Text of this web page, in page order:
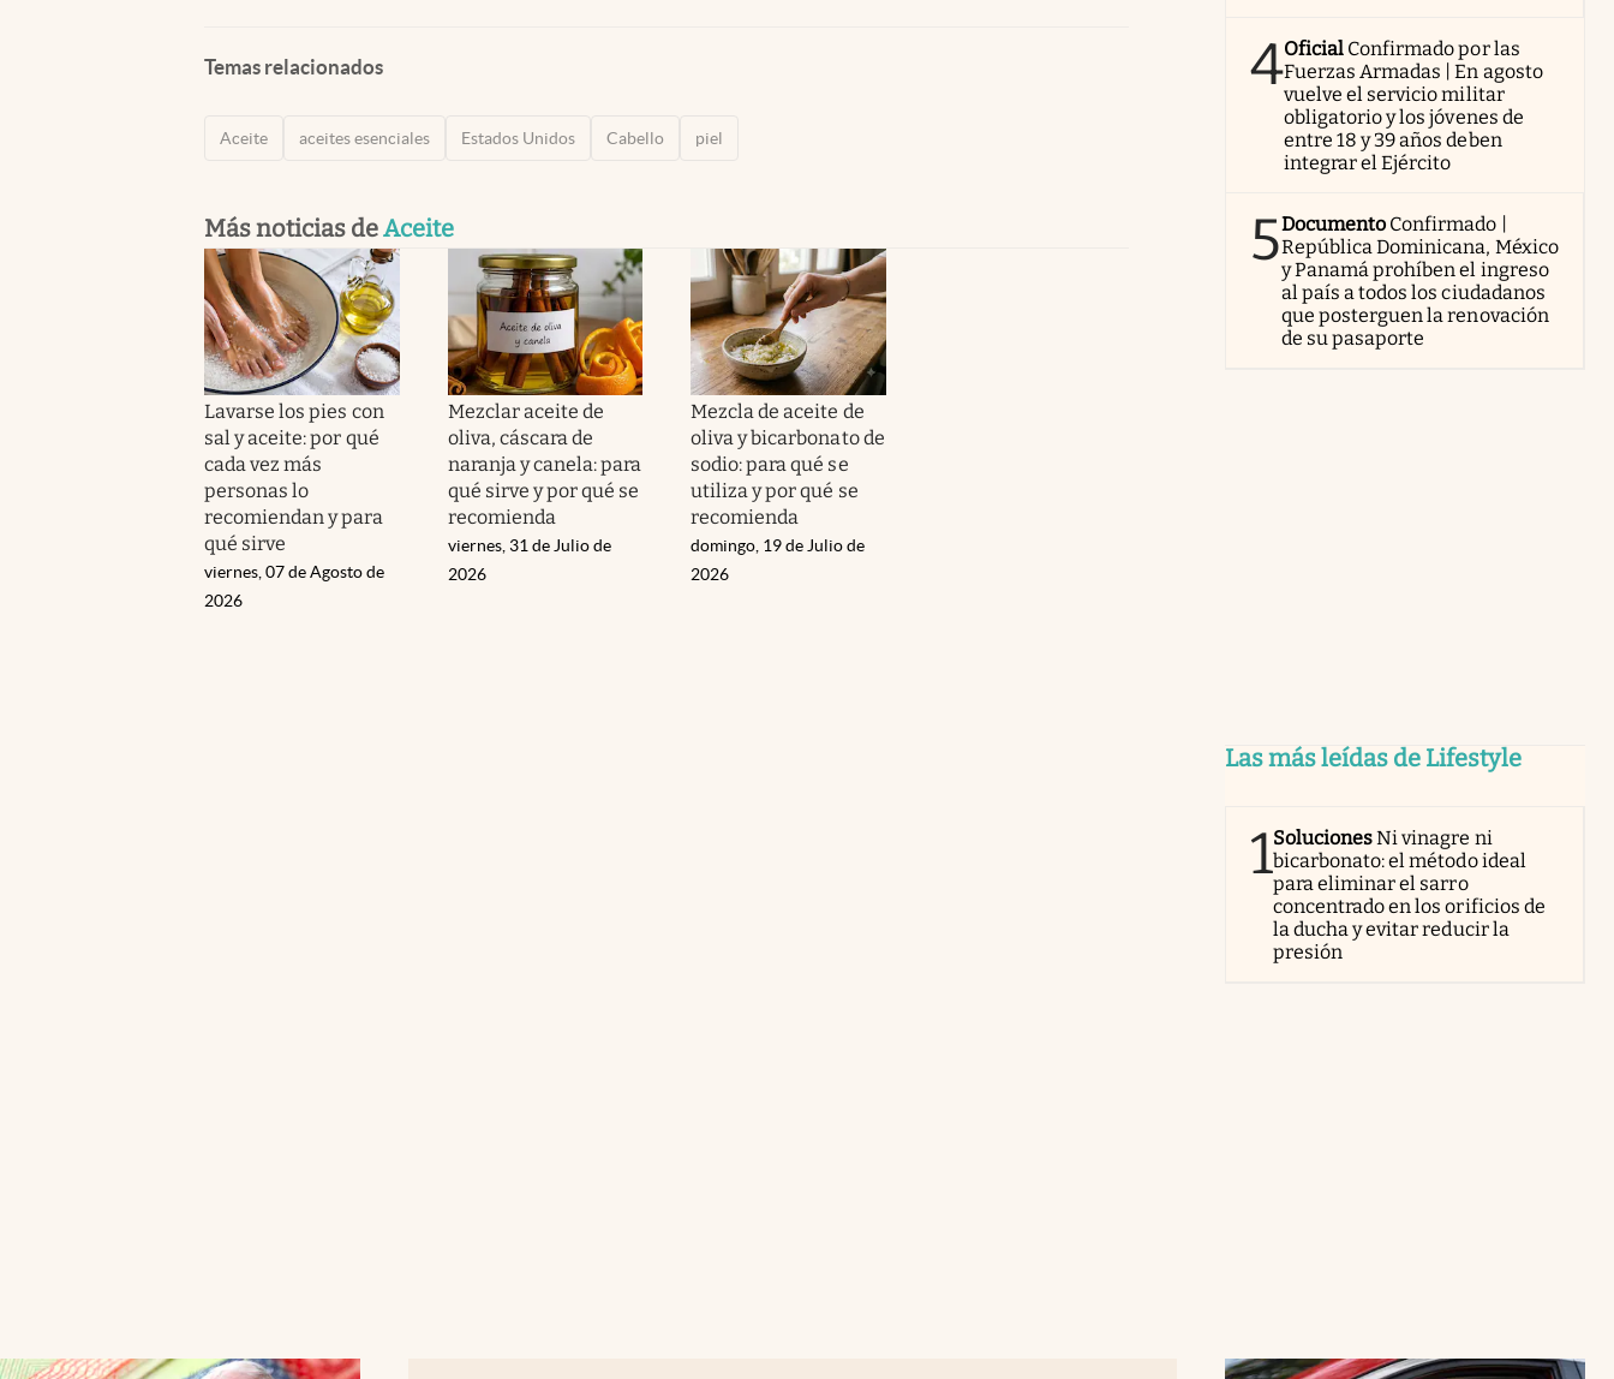
Temas relacionados
Aceite aceites esenciales Estados Unidos Cabello piel
Más noticias deAceite
Lavarse los pies con
sal y aceite: por qué
cada vez más
personas lo
recomiendan y para
qué sirve
viernes, 07 de Agosto de
2026
Mezclar aceite de
oliva, cáscara de
naranja y canela: para
qué sirve y por qué se
recomienda
viernes, 31 de Julio de
2026
Mezcla de aceite de
oliva y bicarbonato de
sodio: para qué se
utiliza y por qué se
recomienda
domingo, 19 de Julio de
2026
4Oficial Confirmado por las
Fuerzas Armadas | En agosto
vuelve el servicio militar
obligatorio y los jóvenes de
entre 18 y 39 años deben
integrar el Ejército
5Documento Confirmado |
República Dominicana, México
y Panamá prohíben el ingreso
al país a todos los ciudadanos
que posterguen la renovación
de su pasaporte
Las más leídas de Lifestyle
1SolucionesNi vinagre ni
bicarbonato: el método ideal
para eliminar el sarro
concentrado en los orificios de
la ducha y evitar reducir la
presión